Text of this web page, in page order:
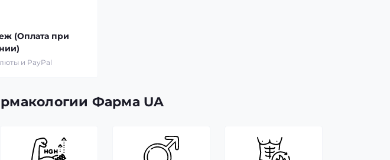
(Оплата при
и PayPal
Фарма UA